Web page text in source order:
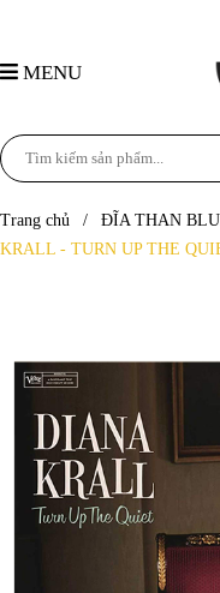
MENU
Trang chủ / ĐĨA THAN
KRALL - TURN UP THE